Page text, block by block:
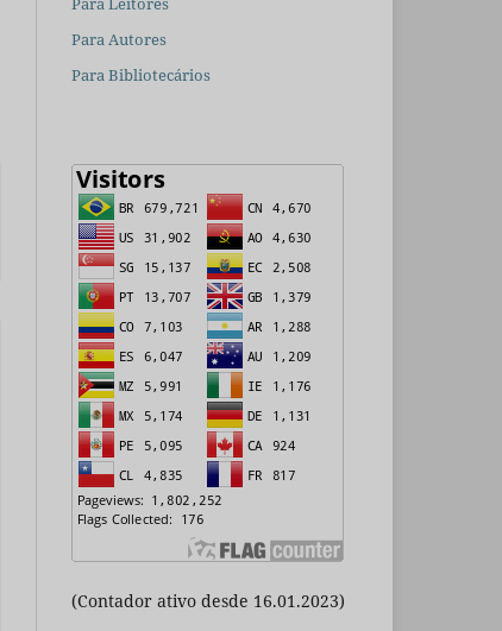
Para Autores
Para Bibliotecários
(Contador ativo desde 16.01.2023)